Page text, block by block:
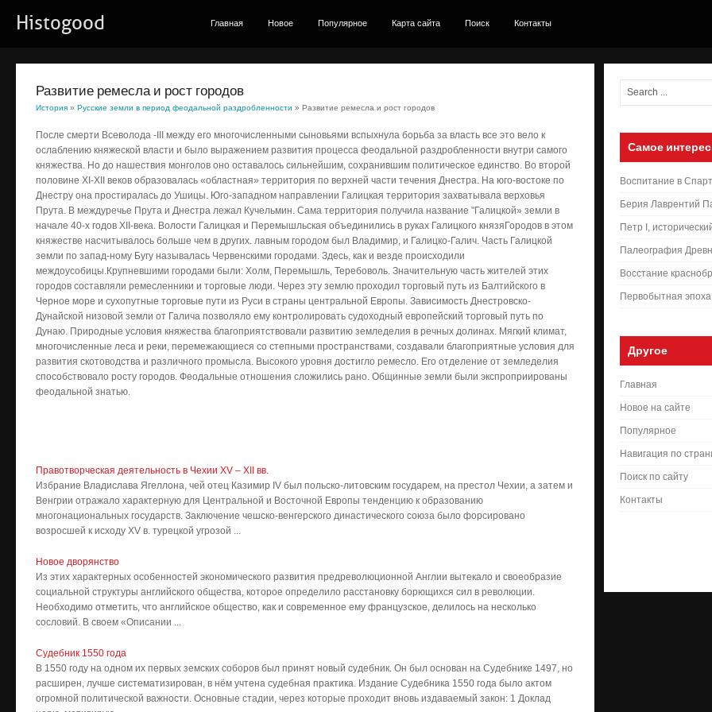
Histogood Главная Новое Популярное Карта сайта Поиск Контакты
Развитие ремесла и рост городов
История » Русские земли в период феодальной раздробленности » Развитие ремесла и рост городов
После смерти Всеволода -III между его многочисленными сыновьями вспыхнула борьба за власть все это вело к
ослаблению княжеской власти и было выражением развития процесса феодальной раздробленности внутри самого
княжества. Но до нашествия монголов оно оставалось сильнейшим, сохранившим политическое единство. Во второй
половине XI-XII веков образовалась «областная» территория по верхней части течения Днестра. На юго-востоке по
Днестру она простиралась до Ушицы. Юго-западном направлении Галицкая территория захватывала верховья
Прута. В междуречье Прута и Днестра лежал Кучельмин. Сама территория получила название "Галицкой» земли в
начале 40-х годов XII-века. Волости Галицкая и Перемышльская объединились в руках Галицкого князяГородов в этом
княжестве насчитывалось больше чем в других. лавным городом был Владимир, и Галицко-Галич. Часть Галицкой
земли по запад-ному Бугу называлась Червенскими городами. Здесь, как и везде происходили
междоусобицы.Крупневшими городами были: Холм, Перемышль, Теребоволь. Значительную часть жителей этих
городов составляли ремесленники и торговые люди. Через эту землю проходил торговый путь из Балтийского в
Черное море и сухопутные торговые пути из Руси в страны центральной Европы. Зависимость Днестровско-
Дунайской низовой земли от Галича позволяло ему контролировать судоходный европейский торговый путь по
Дунаю. Природные условия княжества благоприятствовали развитию земледелия в речных долинах. Мягкий климат,
многочисленные леса и реки, перемежающиеся со степными пространствами, создавали благоприятные условия для
развития скотоводства и различного промысла. Высокого уровня достигло ремесло. Его отделение от земледелия
способствовало росту городов. Феодальные отношения сложились рано. Общинные земли были экспроприированы
феодальной знатью.
Правотворческая деятельность в Чехии XV – XII вв.
Избрание Владислава Ягеллона, чей отец Казимир IV был польско-литовским государем, на престол Чехии, а затем и
Венгрии отражало характерную для Центральной и Восточной Европы тенденцию к образованию
многонациональных государств. Заключение чешско-венгерского династического союза было форсировано
возросшей к исходу XV в. турецкой угрозой ...
Новое дворянство
Из этих характерных особенностей экономического развития предреволюционной Англии вытекало и своеобразие
социальной структуры английского об­щества, которое определило расстановку борющихся сил в революции.
Необходимо отметить, что английское общество, как и современное ему французское, делилось на несколько
сословий. В своем «Описании ...
Судебник 1550 года
В 1550 году на одном их первых земских соборов был принят новый судебник. Он был основан на Судебнике 1497, но
расширен, лучше систематизирован, в нём учтена судебная практика. Издание Судебника 1550 года было актом
огромной политической важности. Основные стадии, через которые проходит вновь издаваемый закон: 1 Доклад
Самое
Воспитание в
Берия Лаврентий
Петр I,
Палеография
Восстание
Первобытная
Другое
Главная
Новое на сайте
Популярное
Навигация по
Поиск по сайту
Контакты